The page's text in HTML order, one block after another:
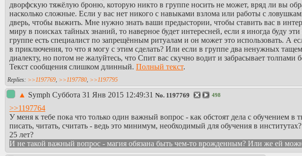
дворфскую тяжёлую броню, которую никто в группе носить не может, вряд ли вы
насколько сложные. Если у вас нет никого с навыками взлома или работы с
дверь, чтобы выжить. Мне нужно знать ваши предыстории, чтобы ставить вас в
миру в поисках тайных знаний, то наверное будет интересней, если я иногда буду
группе есть специалист по запрещённым ритуалам и он может это использовать. А
в приключения, то что я могу с этим сделать? Или если в группе два ненужных
диалекту, но потом не жалуйтесь, что Спит вас скучно водит и забрасывает
Текст сообщения слишком длинный. Полный текст.
>>1197769, >>1197780, >>1197795
▲ Symph Суббота 31 Янв 2015 12:49:31 No. 1197769 498
>>1197764
У меня к тебе пока что только один важный вопрос - как обстоят дела с обучением
писать, читать, считать - ведь это минимум, необходимый для обучения в
25 лет?
И не такой важный вопрос - магия обязана быть чем-то врожденным? Или же ей